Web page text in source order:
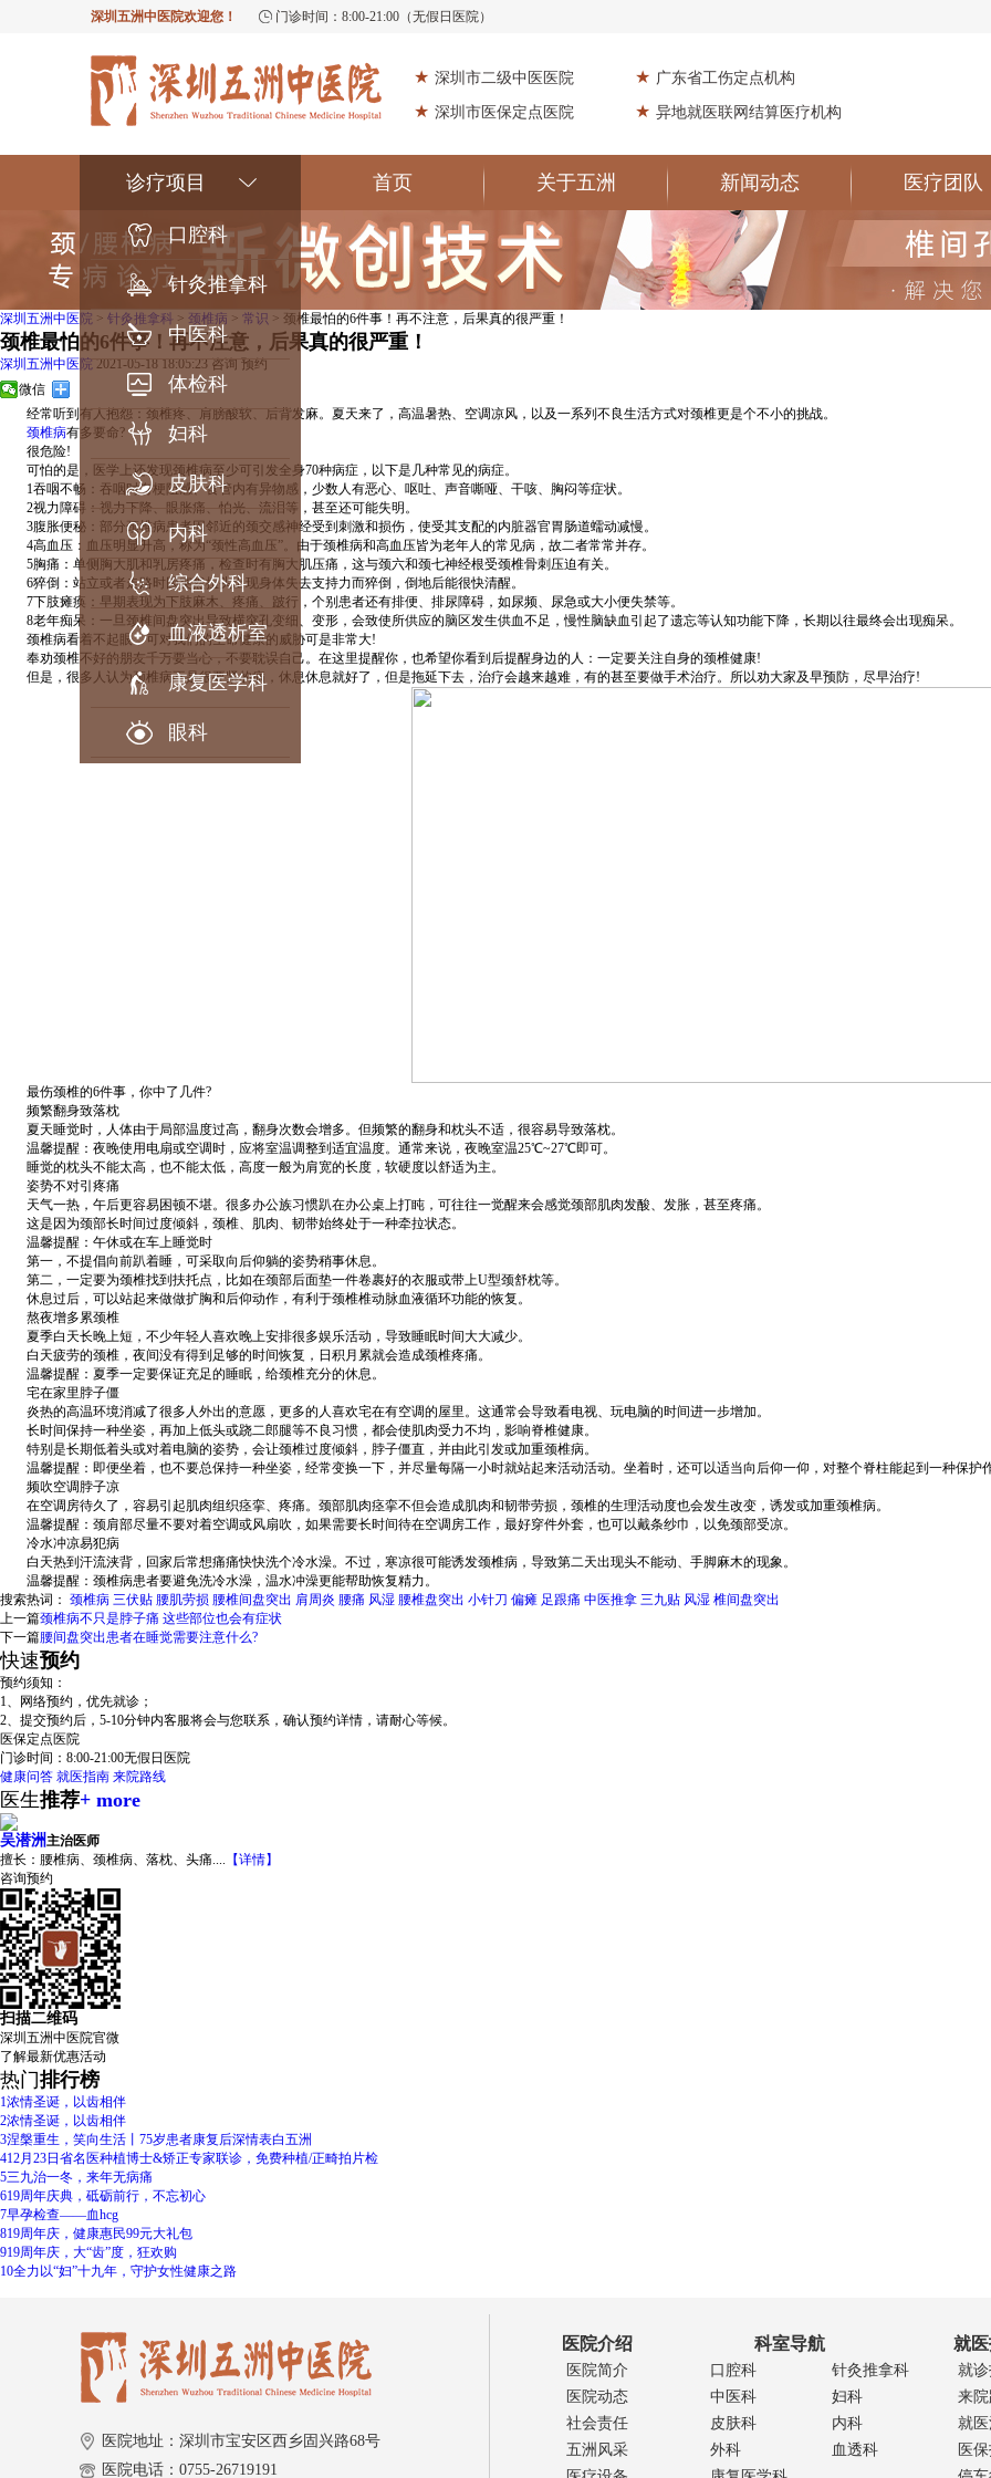
深圳五洲中医院欢迎您！ 门诊时间：8:00-21:00（无假日医院）
★ 深圳市二级中医医院 ★ 广东省工伤定点机构
★ 深圳市医保定点医院 ★ 异地就医联网结算医疗机构
诊疗项目 首页 关于五洲 新闻动态 医疗团队
口腔科
针灸推拿科
中医科
体检科
妇科
皮肤科
内科
综合外科
血液透析室
康复医学科
眼科
深圳五洲中医院 > 针灸推拿科 > 颈椎病 > 常识 > 颈椎最怕的6件事！再不注意，后果真的很严重！
颈椎最怕的6件事！再不注意，后果真的很严重！
深圳五洲中医院 2021-05-18 18:05:23 咨询 预约
微信
经常听到有人抱怨：颈椎疼、肩膀酸软、后背发麻。夏天来了，高温暑热、空调凉风，以及一系列不良生活方式对颈椎更是个不小的挑战。
颈椎病有多要命?
很危险!
可怕的是，医学上还发现颈椎病至少可引发全身70种病症，以下是几种常见的病症。
1吞咽不畅：吞咽时有梗阻感、食管内有异物感，少数人有恶心、呕吐、声音嘶哑、干咳、胸闷等症状。
2视力障碍：视力下降、眼胀痛、怕光、流泪等，甚至还可能失明。
3腹胀便秘：部分颈椎病患者因邻近的颈交感神经受到刺激和损伤，使受其支配的内脏器官胃肠道蠕动减慢。
4高血压：血压明显升高，称为“颈性高血压”。由于颈椎病和高血压皆为老年人的常见病，故二者常常并存。
5胸痛：单侧胸大肌和乳房疼痛，检查时有胸大肌压痛，这与颈六和颈七神经根受颈椎骨刺压迫有关。
6猝倒：站立或者走路时因突然扭头出现身体失去支持力而猝倒，倒地后能很快清醒。
7下肢瘫痪：早期表现为下肢麻木、疼痛、跛行，个别患者还有排便、排尿障碍，如尿频、尿急或大小便失禁等。
8老年痴呆：一旦颈椎间盘突出导致横突孔变细、变形，会致使所供应的脑区发生供血不足，慢性脑缺血引起了遗忘等认知功能下降，长期以往最终会出现痴呆。
颈椎病看着不起眼，可对我们的生命健康的威胁可是非常大!
奉劝颈椎不好的朋友千万要当心，不要耽误自己。在这里提醒你，也希望你看到后提醒身边的人：一定要关注自身的颈椎健康!
但是，很多人认为颈椎病不是很要紧的病，休息休息就好了，但是拖延下去，治疗会越来越难，有的甚至要做手术治疗。所以劝大家及早预防，尽早治疗!
最伤颈椎的6件事，你中了几件?
频繁翻身致落枕
夏天睡觉时，人体由于局部温度过高，翻身次数会增多。但频繁的翻身和枕头不适，很容易导致落枕。
温馨提醒：夜晚使用电扇或空调时，应将室温调整到适宜温度。通常来说，夜晚室温25℃~27℃即可。
睡觉的枕头不能太高，也不能太低，高度一般为肩宽的长度，软硬度以舒适为主。
姿势不对引疼痛
天气一热，午后更容易困顿不堪。很多办公族习惯趴在办公桌上打盹，可往往一觉醒来会感觉颈部肌肉发酸、发胀，甚至疼痛。
这是因为颈部长时间过度倾斜，颈椎、肌肉、韧带始终处于一种牵拉状态。
温馨提醒：午休或在车上睡觉时
第一，不提倡向前趴着睡，可采取向后仰躺的姿势稍事休息。
第二，一定要为颈椎找到扶托点，比如在颈部后面垫一件卷裹好的衣服或带上U型颈舒枕等。
休息过后，可以站起来做做扩胸和后仰动作，有利于颈椎椎动脉血液循环功能的恢复。
熬夜增多累颈椎
夏季白天长晚上短，不少年轻人喜欢晚上安排很多娱乐活动，导致睡眠时间大大减少。
白天疲劳的颈椎，夜间没有得到足够的时间恢复，日积月累就会造成颈椎疼痛。
温馨提醒：夏季一定要保证充足的睡眠，给颈椎充分的休息。
宅在家里脖子僵
炎热的高温环境消减了很多人外出的意愿，更多的人喜欢宅在有空调的屋里。这通常会导致看电视、玩电脑的时间进一步增加。
长时间保持一种坐姿，再加上低头或跷二郎腿等不良习惯，都会使肌肉受力不均，影响脊椎健康。
特别是长期低着头或对着电脑的姿势，会让颈椎过度倾斜，脖子僵直，并由此引发或加重颈椎病。
温馨提醒：即便坐着，也不要总保持一种坐姿，经常变换一下，并尽量每隔一小时就站起来活动活动。坐着时，还可以适当向后仰一仰，对整个脊柱能起到一种保护
频吹空调脖子凉
在空调房待久了，容易引起肌肉组织痉挛、疼痛。颈部肌肉痉挛不但会造成肌肉和韧带劳损，颈椎的生理活动度也会发生改变，诱发或加重颈椎病。
温馨提醒：颈肩部尽量不要对着空调或风扇吹，如果需要长时间待在空调房工作，最好穿件外套，也可以戴条纱巾，以免颈部受凉。
冷水冲凉易犯病
白天热到汗流浃背，回家后常想痛痛快快洗个冷水澡。不过，寒凉很可能诱发颈椎病，导致第二天出现头不能动、手脚麻木的现象。
温馨提醒：颈椎病患者要避免洗冷水澡，温水冲澡更能帮助恢复精力。
搜索热词： 颈椎病 三伏贴 腰肌劳损 腰椎间盘突出 肩周炎 腰痛 风湿 腰椎盘突出 小针刀 偏瘫 足跟痛 中医推拿 三九贴 风湿 椎间盘突出
上一篇颈椎病不只是脖子痛 这些部位也会有症状
下一篇腰间盘突出患者在睡觉需要注意什么?
快速预约
预约须知：
1、网络预约，优先就诊；
2、提交预约后，5-10分钟内客服将会与您联系，确认预约详情，请耐心等候。
医保定点医院
门诊时间： 8:00-21:00无假日医院
健康问答 就医指南 来院路线
医生推荐+ more
吴潜洲主治医师
擅长： 腰椎病、颈椎病、落枕、头痛.... 【详情】
咨询预约
扫描二维码
深圳五洲中医院官微
了解最新优惠活动
热门排行榜
1浓情圣诞，以齿相伴
2浓情圣诞，以齿相伴
3涅槃重生，笑向生活丨75岁患者康复后深情表白五洲
412月23日省名医种植博士&矫正专家联诊，免费种植/正畸拍片检
5三九治一冬，来年无病痛
619周年庆典，砥砺前行，不忘初心
7早孕检查——血hcg
819周年庆，健康惠民99元大礼包
919周年庆，大“齿”度，狂欢购
10全力以“妇”十九年，守护女性健康之路
医院地址：深圳市宝安区西乡固兴路68号
医院电话：0755-26719191
医院介绍
医院简介
医院动态
社会责任
五洲风采
科室导航
口腔科
针灸推拿科
中医科
妇科
皮肤科
内科
外科
血透科
就
就
来
就
医